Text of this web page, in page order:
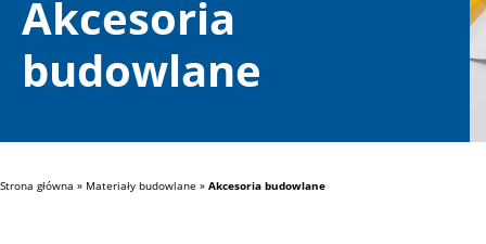
Akcesoria
budowlane
Strona główna » Materiały budowlane » Akcesoria budowlane